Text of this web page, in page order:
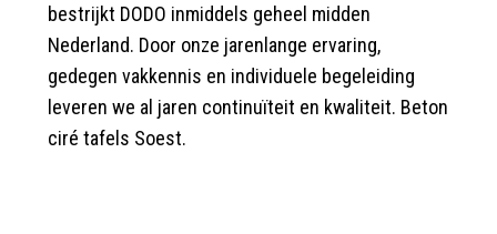
bestrijkt DODO inmiddels geheel midden
Nederland. Door onze jarenlange ervaring,
gedegen vakkennis en individuele begeleiding
leveren we al jaren continuïteit en kwaliteit. Beton
ciré tafels Soest.